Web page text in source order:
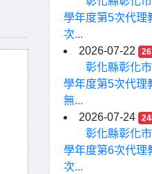
學年度第5次代理
次...
2026-07-22
彰化縣彰化
學年度第5次代理
無...
2026-07-24
彰化縣彰化
學年度第6次代理
次...